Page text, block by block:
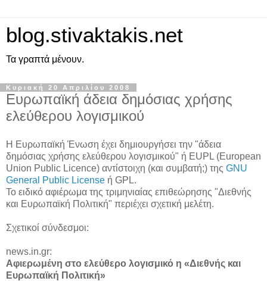
blog.stivaktakis.net
Τα γραπτά μένουν.
Κυριακή 20 Απριλίου 2008
Ευρωπαϊκή άδεια δημόσιας χρήσης
ελεύθερου λογισμικού
Η Ευρωπαϊκή Ένωση έχει δημιουργήσει την "άδεια
δημόσιας χρήσης ελεύθερου λογισμικού" ή EUPL (European
Union Public Licence) αντίστοιχη (και συμβατή;) της GNU
General Public License ή GPL.
Το ειδικό αφιέρωμα της τριμηνιαίας επιθεώρησης "Διεθνής
και Ευρωπαϊκή Πολιτική" περιέχει σχετική μελέτη.
Σχετικοί σύνδεσμοι:
news.in.gr:
Αφιερωμένη στο ελεύθερο λογισμικό η «Διεθνής και
Ευρωπαϊκή Πολιτική»